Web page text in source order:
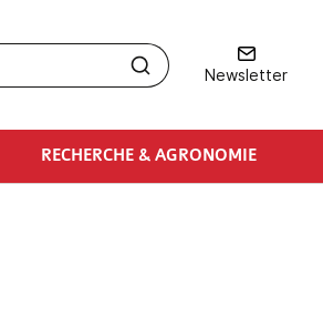
Newsletter
RECHERCHE & AGRONOMIE